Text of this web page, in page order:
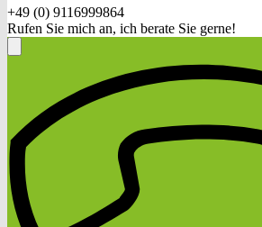
+49 (0) 9116999864
Rufen Sie mich an, ich berate Sie gerne!